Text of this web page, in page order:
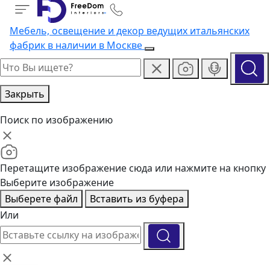
Мебель, освещение и декор ведущих итальянских
фабрик в наличии в Москве
Закрыть
Поиск по изображению
Перетащите изображение сюда или нажмите на кнопку
Выберите изображение
Выберете файл
Вставить из буфера
Или